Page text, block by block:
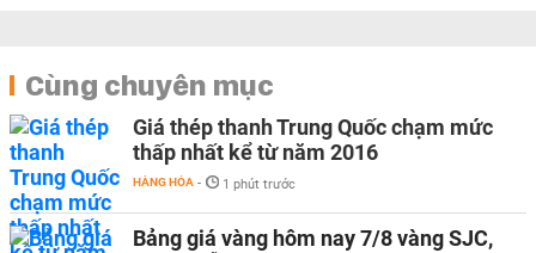
Cùng chuyên mục
Giá thép thanh Trung Quốc chạm mức
thấp nhất kể từ năm 2016
HÀNG HÓA - 1 phút trước
Bảng giá vàng hôm nay 7/8 vàng SJC,